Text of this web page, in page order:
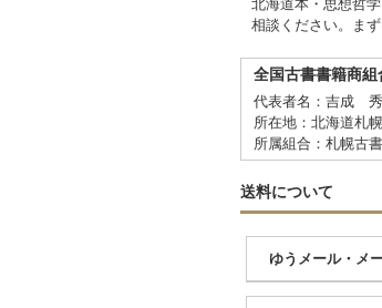
北海道本・思想哲
相談ください。ま
全国古書書籍商
代表者名：吉成
所在地：北海道札
所属組合：札幌古
送料について
ゆうメール・メ